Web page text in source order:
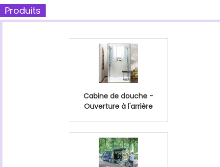
Produits
Cabine de douche -
Ouverture à l'arrière